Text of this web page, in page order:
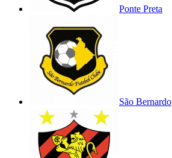
Ponte Preta
São Bernardo